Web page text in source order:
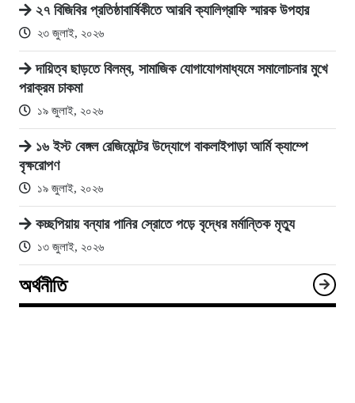
২৭ বিজিবির প্রতিষ্ঠাবার্ষিকীতে আরবি ক্যালিগ্রাফি স্মারক উপহার
২৩ জুলাই, ২০২৬
দায়িত্ব ছাড়তে বিলম্ব, সামাজিক যোগাযোগমাধ্যমে সমালোচনার মুখে
পরাক্রম চাকমা
১৯ জুলাই, ২০২৬
১৬ ইস্ট বেঙ্গল রেজিমেন্টের উদ্যোগে বাকলাইপাড়া আর্মি ক্যাম্পে
বৃক্ষরোপণ
১৯ জুলাই, ২০২৬
কচ্ছপিয়ায় বন্যার পানির স্রোতে পড়ে বৃদ্ধের মর্মান্তিক মৃত্যু
১৩ জুলাই, ২০২৬
অর্থনীতি